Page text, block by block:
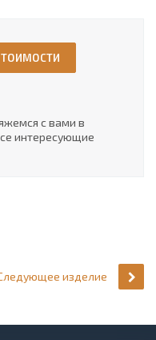
с вами в
интересующие
изделие